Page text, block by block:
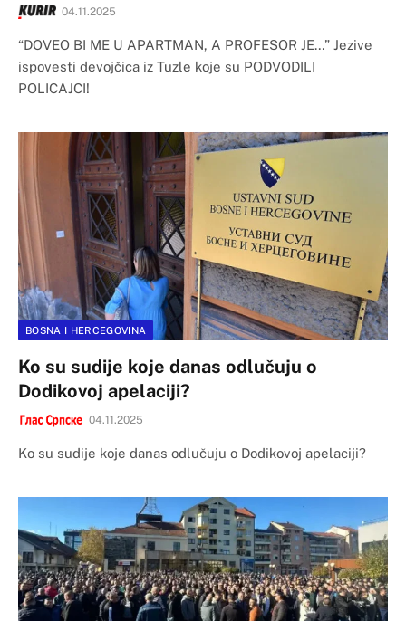
04.11.2025
“DOVEO BI ME U APARTMAN, A PROFESOR JE…” Jezive
ispovesti devojčica iz Tuzle koje su PODVODILI
POLICAJCI!
BOSNA I HERCEGOVINA
Ko su sudije koje danas odlučuju o
Dodikovoj apelaciji?
04.11.2025
Ko su sudije koje danas odlučuju o Dodikovoj apelaciji?